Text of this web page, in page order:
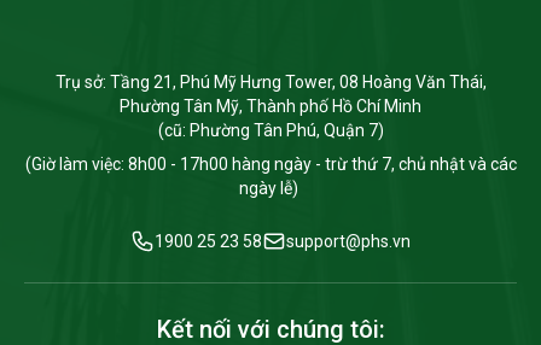
Trụ sở: Tầng 21, Phú Mỹ Hưng Tower, 08 Hoàng Văn Thái,
Phường Tân Mỹ, Thành phố Hồ Chí Minh
(cũ: Phường Tân Phú, Quận 7)
(Giờ làm việc: 8h00 - 17h00 hàng ngày - trừ thứ 7, chủ nhật và các
ngày lễ)
1900 25 23 58 support@phs.vn
Kết nối với chúng tôi: